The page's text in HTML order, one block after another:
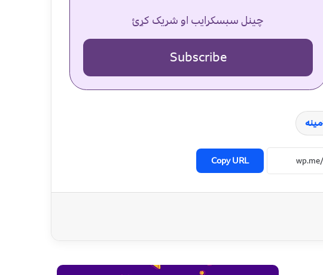
چینل سبسکرایب او شریک کړئ
Subscribe
مینه
Copy URL